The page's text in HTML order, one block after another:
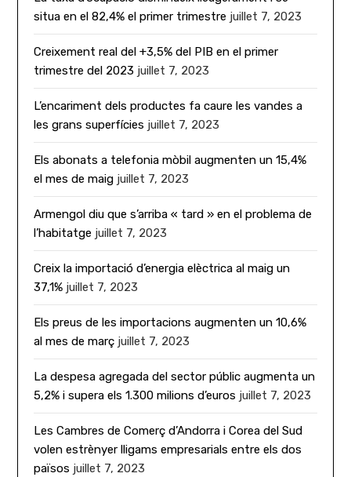
situa en el 82,4% el primer trimestre juillet 7, 2023
Creixement real del +3,5% del PIB en el primer
trimestre del 2023 juillet 7, 2023
L’encariment dels productes fa caure les vandes a
les grans superfícies juillet 7, 2023
Els abonats a telefonia mòbil augmenten un 15,4%
el mes de maig juillet 7, 2023
Armengol diu que s’arriba « tard » en el problema de
l’habitatge juillet 7, 2023
Creix la importació d’energia elèctrica al maig un
37,1% juillet 7, 2023
Els preus de les importacions augmenten un 10,6%
al mes de març juillet 7, 2023
La despesa agregada del sector públic augmenta un
5,2% i supera els 1.300 milions d’euros juillet 7, 2023
Les Cambres de Comerç d’Andorra i Corea del Sud
volen estrènyer lligams empresarials entre els dos
països juillet 7, 2023